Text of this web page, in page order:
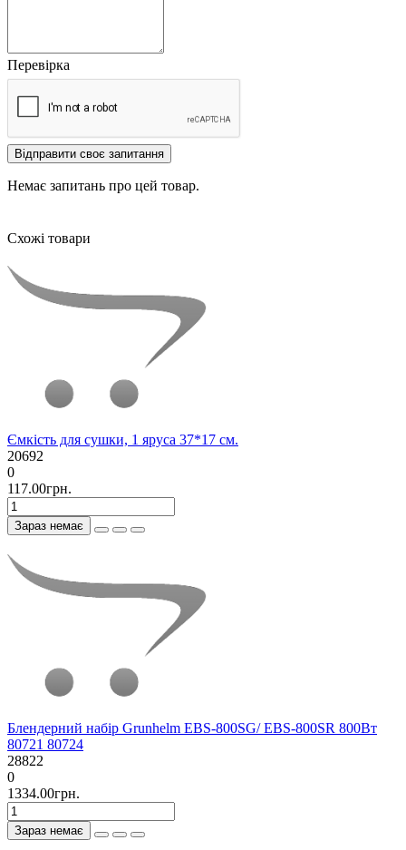
Перевірка
Відправити своє запитання
Немає запитань про цей товар.
Схожі товари
Ємкість для сушки, 1 яруса 37*17 см.
20692
0
117.00грн.
Зараз немає
Блендерний набір Grunhelm EBS-800SG/ EBS-800SR 800Вт
80721 80724
28822
0
1334.00грн.
Зараз немає